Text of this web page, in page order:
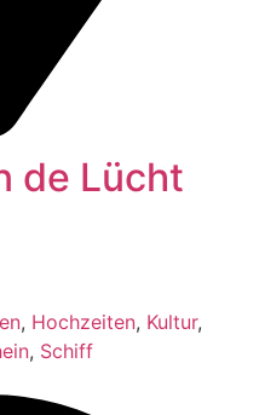
de Lücht
, Hochzeiten, Kultur,
, Schiff